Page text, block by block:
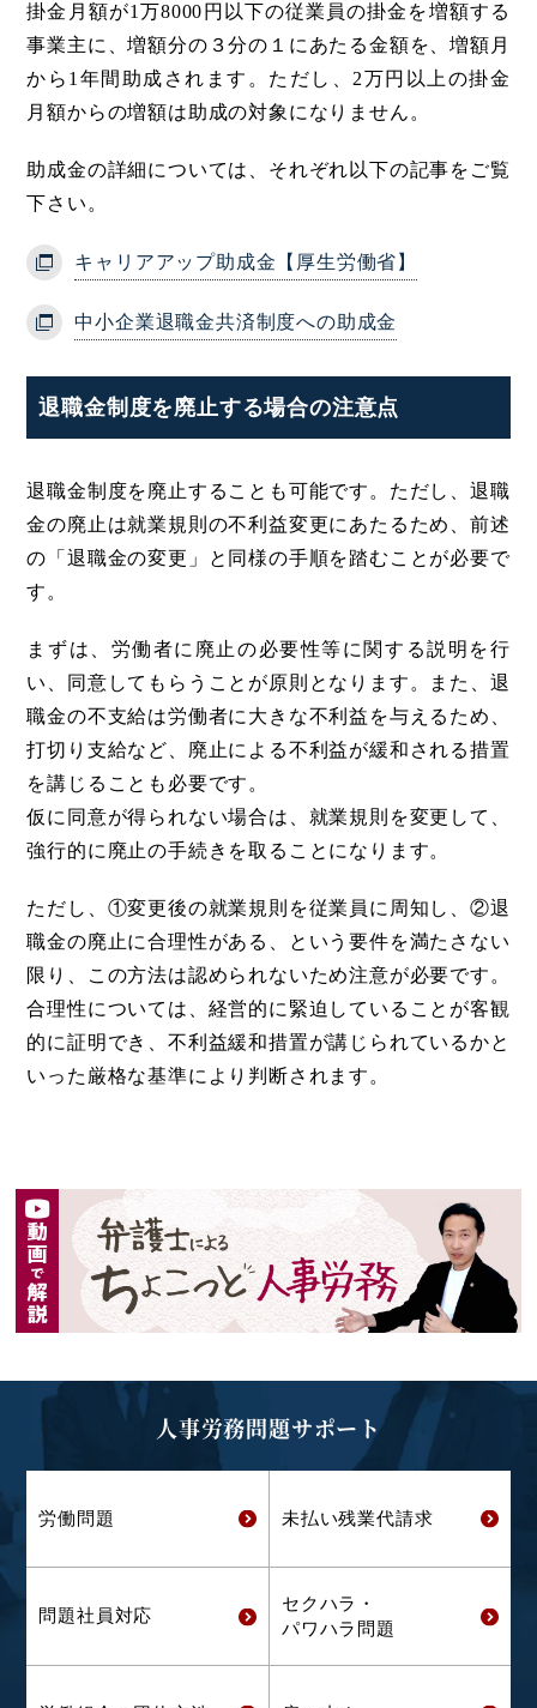
掛金月額が1万8000円以下の従業員の掛金を増額する
事業主に、増額分の３分の１にあたる金額を、増額月
から1年間助成されます。ただし、2万円以上の掛金
月額からの増額は助成の対象になりません。
助成金の詳細については、それぞれ以下の記事をご覧
下さい。
キャリアアップ助成金【厚生労働省】
中小企業退職金共済制度への助成金
退職金制度を廃止する場合の注意点
退職金制度を廃止することも可能です。ただし、退職
金の廃止は就業規則の不利益変更にあたるため、前述
の「退職金の変更」と同様の手順を踏むことが必要で
す。
まずは、労働者に廃止の必要性等に関する説明を行
い、同意してもらうことが原則となります。また、退
職金の不支給は労働者に大きな不利益を与えるため、
打切り支給など、廃止による不利益が緩和される措置
を講じることも必要です。
仮に同意が得られない場合は、就業規則を変更して、
強行的に廃止の手続きを取ることになります。
ただし、①変更後の就業規則を従業員に周知し、②退
職金の廃止に合理性がある、という要件を満たさない
限り、この方法は認められないため注意が必要です。
合理性については、経営的に緊迫していることが客観
的に証明でき、不利益緩和措置が講じられているかと
いった厳格な基準により判断されます。
人事労務問題サポート
労働問題 未払い残業代請求
問題社員対応
セクハラ・
パワハラ問題